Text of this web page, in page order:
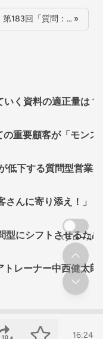
16:24
第183回「質問：… »
いく資料の適正量は？
重要顧客が「モン
低下する質問型営業
さんに寄り添え！」
型にシフトさせるた
レーナー中西健太
スクロール